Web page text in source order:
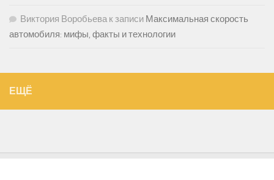
Виктория Воробьевак записи Максимальная скорость
автомобиля: мифы, факты и технологии
ЕЩЁ